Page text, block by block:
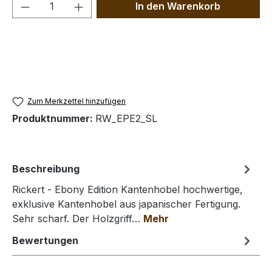
In den Warenkorb
Zum Merkzettel hinzufügen
Produktnummer: RW_EPE2_SL
Beschreibung
Rickert - Ebony Edition Kantenhobel hochwertige,
exklusive Kantenhobel aus japanischer Fertigung.
Sehr scharf. Der Holzgriff… Mehr
Bewertungen